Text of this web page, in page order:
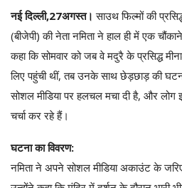
नई दिल्ली,27अगस्त।साउथ फिल्मों की
(बीजेपी) की नेता नमिता ने हाल ही में एक
कहा कि सोमवार को जब वे मदुरै के प्रसिद्ध
लिए पहुंची थीं, तब उनके साथ छेड़छाड़ की
सोशल मीडिया पर हलचल मचा दी है, और लोग
चर्चा कर रहे हैं।
घटना का विवरण:
नमिता ने अपने सोशल मीडिया अकाउंट के